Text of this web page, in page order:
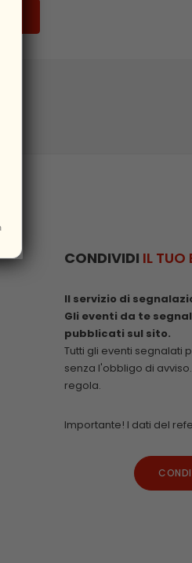
CONDIVIDI IL TUO
Il servizio di
Gli eventi da te
pubblicati sul sito.
Tutti gli eventi segnalati
senza l'obbligo di
regola.
Importante! I dati del